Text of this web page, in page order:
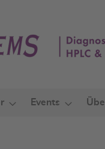
Events